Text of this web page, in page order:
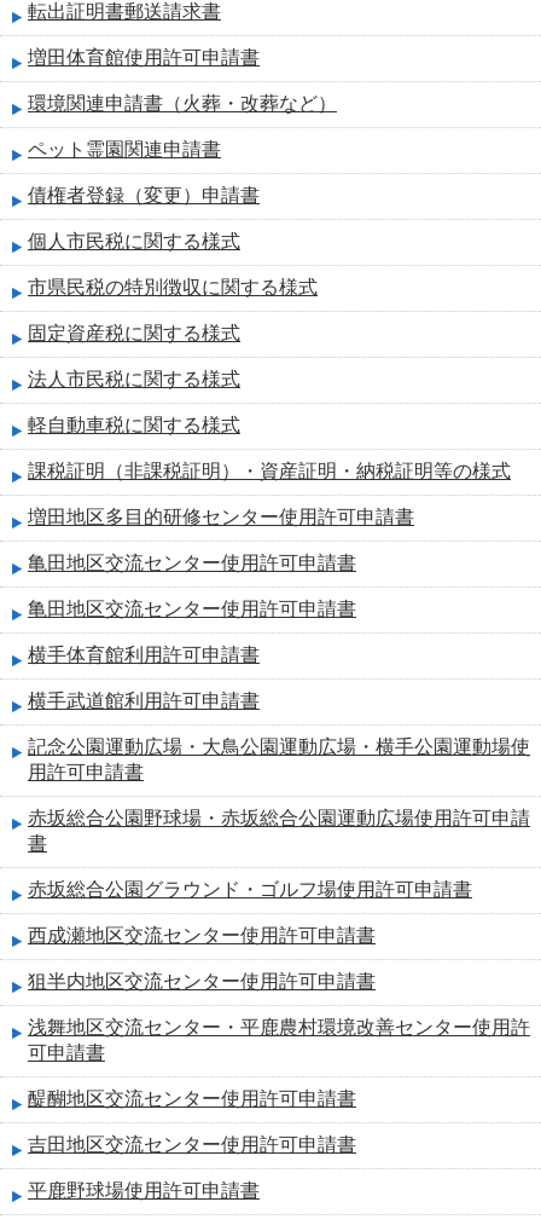
転出証明書郵送請求書
増田体育館使用許可申請書
環境関連申請書（火葬・改葬など）
ペット霊園関連申請書
債権者登録（変更）申請書
個人市民税に関する様式
市県民税の特別徴収に関する様式
固定資産税に関する様式
法人市民税に関する様式
軽自動車税に関する様式
課税証明（非課税証明）・資産証明・納税証明等の様式
増田地区多目的研修センター使用許可申請書
亀田地区交流センター使用許可申請書
亀田地区交流センター使用許可申請書
横手体育館利用許可申請書
横手武道館利用許可申請書
記念公園運動広場・大鳥公園運動広場・横手公園運動場使
用許可申請書
赤坂総合公園野球場・赤坂総合公園運動広場使用許可申請
書
赤坂総合公園グラウンド・ゴルフ場使用許可申請書
西成瀬地区交流センター使用許可申請書
狙半内地区交流センター使用許可申請書
浅舞地区交流センター・平鹿農村環境改善センター使用許
可申請書
醍醐地区交流センター使用許可申請書
吉田地区交流センター使用許可申請書
平鹿野球場使用許可申請書